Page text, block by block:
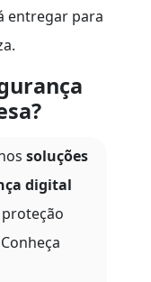
entregar para
soluções
digital